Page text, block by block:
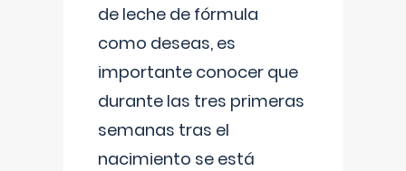
de leche de fórmula
como deseas, es
importante conocer que
durante las tres primeras
semanas tras el
nacimiento se está